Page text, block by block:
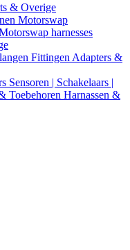
& Overige
Motorswap
harnesses
Fittingen Adapters &
Sensoren | Schakelaars |
Toebehoren Harnassen &